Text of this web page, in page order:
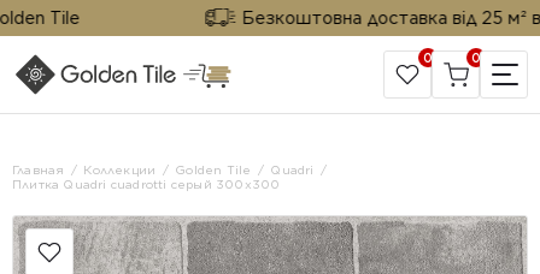
Tile Безкоштовна доставка від 25 м² від
САЙТ КОМПАНИИ
0 0
Главная Коллекции Golden Tile
Quadri
Плитка Quadri cuadrotti серый 300x300